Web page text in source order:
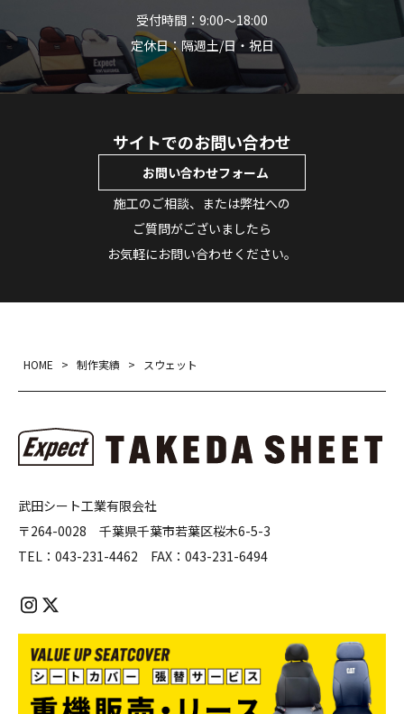
受付時間：9:00〜18:00
定休日：隔週土/日・祝日
サイトでのお問い合わせ
お問い合わせフォーム
施工のご相談、または弊社への
ご質問がございましたら
お気軽にお問い合わせください。
HOME > 制作実績 > スウェット
武田シート工業有限会社
〒264-0028 千葉県千葉市若葉区桜木6-5-3
TEL： 043-231-4462 FAX： 043-231-6494